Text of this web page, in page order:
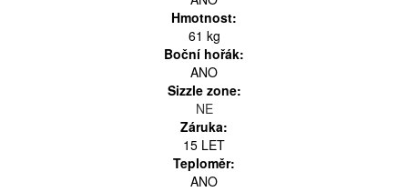
Hmotnost:
61 kg
Boční hořák:
ANO
Sizzle zone:
NE
Záruka:
15 LET
Teploměr:
ANO